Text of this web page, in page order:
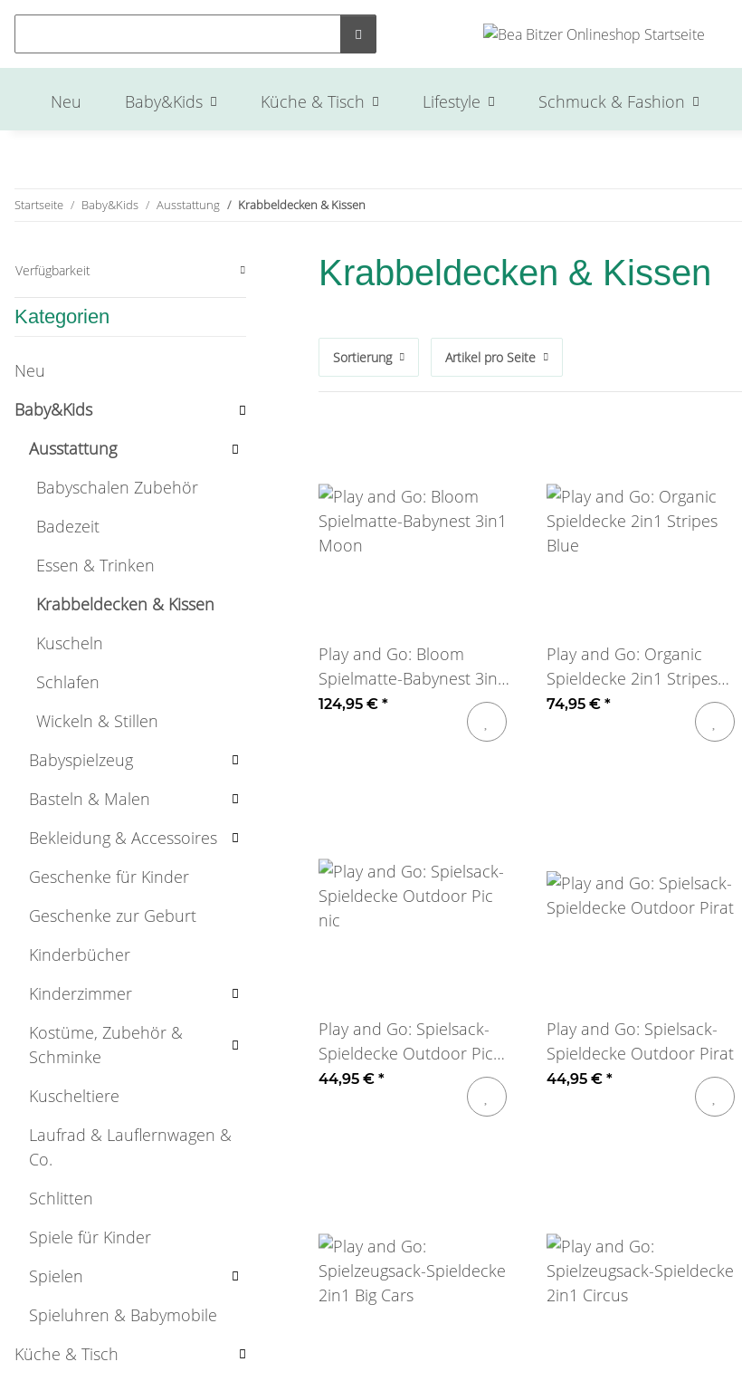
Neu Baby&Kids Küche & Tisch Lifestyle Schmuck & Fashion
Startseite Baby&Kids Ausstattung Krabbeldecken & Kissen
Krabbeldecken & Kissen
Sortierung Artikel pro Seite
Play and Go: Bloom
Spielmatte-Babynest 3in1
Moon
124,95 € *
Play and Go: Organic
Spieldecke 2in1 Stripes
Blue
74,95 € *
Play and Go: Spielsack-
Spieldecke Outdoor Pic
nic
44,95 € *
Play and Go: Spielsack-
Spieldecke Outdoor Pirat
44,95 € *
Verfügbarkeit
Kategorien
Neu
Baby&Kids
Ausstattung
Babyschalen Zubehör
Badezeit
Essen & Trinken
Krabbeldecken & Kissen
Kuscheln
Schlafen
Wickeln & Stillen
Babyspielzeug
Basteln & Malen
Bekleidung & Accessoires
Geschenke für Kinder
Geschenke zur Geburt
Kinderbücher
Kinderzimmer
Kostüme, Zubehör &
Schminke
Kuscheltiere
Laufrad & Lauflernwagen &
Co.
Schlitten
Spiele für Kinder
Spielen
Spieluhren & Babymobile
Küche & Tisch